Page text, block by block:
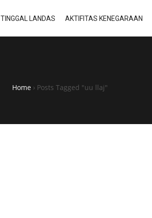
TINGGAL LANDAS AKTIFITAS KENEGARAAN
Home› Posts Tagged "uu llaj"